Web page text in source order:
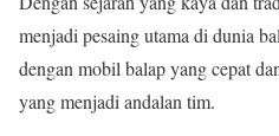
menjadi pesaing utama di dunia
dengan mobil balap yang cepat
yang menjadi andalan tim.